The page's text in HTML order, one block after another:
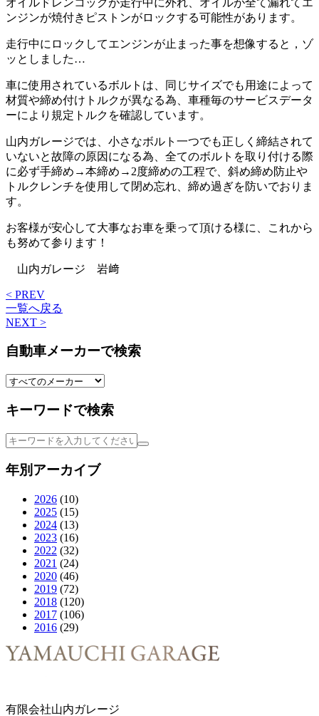
ンジンが焼付きピストンがロックする可能性があります。
走行中にロックしてエンジンが止まった事を想像すると，ゾ
ッとしました…
車に使用されているボルトは、同じサイズでも用途によって
材質や締め付けトルクが異なる為、車種毎のサービスデータ
ーにより規定トルクを確認しています。
山内ガレージでは、小さなボルト一つでも正しく締結されて
いないと故障の原因になる為、全てのボルトを取り付ける際
に必ず手締め→本締め→2度締めの工程で、斜め締め防止や
トルクレンチを使用して閉め忘れ、締め過ぎを防いでおりま
す。
お客様が安心して大事なお車を乗って頂ける様に、これから
も努めて参ります！
山内ガレージ 岩﨑
< PREV
一覧へ戻る
NEXT >
自動車メーカーで検索
キーワードで検索
年別アーカイブ
2026 (10)
2025 (15)
2024 (13)
2023 (16)
2022 (32)
2021 (24)
2020 (46)
2019 (72)
2018 (120)
2017 (106)
2016 (29)
有限会社山内ガレージ